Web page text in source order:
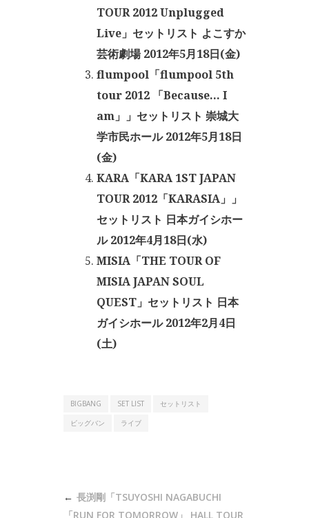
TOUR 2012 Unplugged
Live」セットリスト よこすか
芸術劇場 2012年5月18日(金)
flumpool「flumpool 5th
tour 2012 「Because… I
am」」セットリスト 崇城大
学市民ホール 2012年5月18日
(金)
KARA「KARA 1ST JAPAN
TOUR 2012「KARASIA」」
セットリスト 日本ガイシホー
ル 2012年4月18日(水)
MISIA「THE TOUR OF
MISIA JAPAN SOUL
QUEST」セットリスト 日本
ガイシホール 2012年2月4日
(土)
BIGBANG SET LIST
セットリスト
ビッグバン
ライブ
長渕剛「TSUYOSHI NAGABUCHI
「RUN FOR TOMORROW」 HALL TOUR